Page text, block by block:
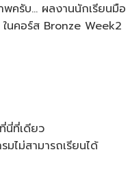
ครับ… ผลงานนักเรียน​มือ
นคอร์ส​ Bronze​ Week2​
นี่ที่เดียว
มไม่สามารถเรียนได้